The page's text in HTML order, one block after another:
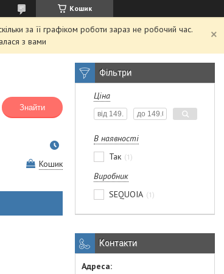
Кошик
за її графіком роботи зараз не робочий час.
з вами
Знайти
Кошик
Фільтри
Ціна
В наявності
Так
1
Виробник
SEQUOIA
1
Контакти